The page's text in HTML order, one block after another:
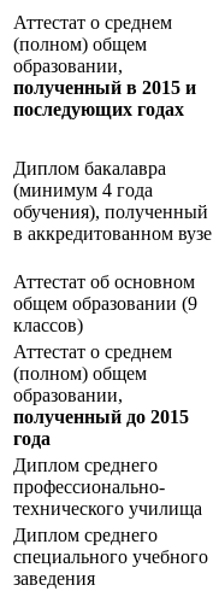
Аттестат о среднем
(полном) общем
образовании,
полученный в 2015 и
последующих годах
Диплом бакалавра
(минимум 4 года
обучения), полученный
в аккредитованном вузе
Аттестат об основном
общем образовании (9
классов)
Аттестат о среднем
(полном) общем
образовании,
полученный до 2015
года
Диплом среднего
профессионально-
технического училища
Диплом среднего
специального учебного
заведения